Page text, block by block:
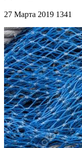
27 Марта 2019 1341